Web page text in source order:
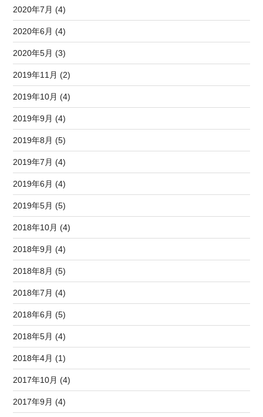
2020年7月 (4)
2020年6月 (4)
2020年5月 (3)
2019年11月 (2)
2019年10月 (4)
2019年9月 (4)
2019年8月 (5)
2019年7月 (4)
2019年6月 (4)
2019年5月 (5)
2018年10月 (4)
2018年9月 (4)
2018年8月 (5)
2018年7月 (4)
2018年6月 (5)
2018年5月 (4)
2018年4月 (1)
2017年10月 (4)
2017年9月 (4)